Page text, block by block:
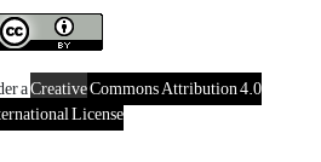
aCreativeCommons Attribution 4.0
License